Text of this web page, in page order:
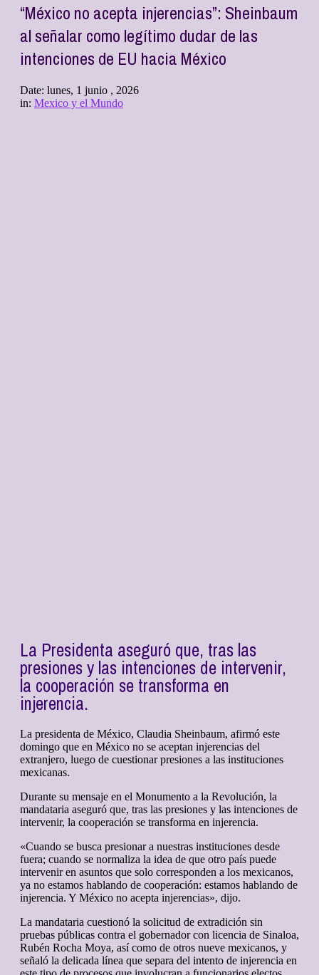
“México no acepta injerencias”: Sheinbaum
al señalar como legítimo dudar de las
intenciones de EU hacia México
Date: lunes, 1 junio , 2026
in: Mexico y el Mundo
La Presidenta aseguró que, tras las
presiones y las intenciones de intervenir,
la cooperación se transforma en
injerencia.
La presidenta de México, Claudia Sheinbaum, afirmó este
domingo que en México no se aceptan injerencias del
extranjero, luego de cuestionar presiones a las instituciones
mexicanas.
Durante su mensaje en el Monumento a la Revolución, la
mandataria aseguró que, tras las presiones y las intenciones de
intervenir, la cooperación se transforma en injerencia.
«Cuando se busca presionar a nuestras instituciones desde
fuera; cuando se normaliza la idea de que otro país puede
intervenir en asuntos que solo corresponden a los mexicanos,
ya no estamos hablando de cooperación: estamos hablando de
injerencia. Y México no acepta injerencias», dijo.
La mandataria cuestionó la solicitud de extradición sin
pruebas públicas contra el gobernador con licencia de Sinaloa,
Rubén Rocha Moya, así como de otros nueve mexicanos, y
señaló la delicada línea que separa del intento de injerencia en